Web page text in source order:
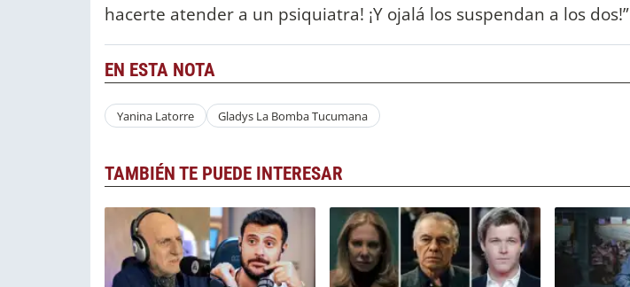
hacerte atender a un psiquiatra! ¡Y ojalá los suspendan a los dos!”
EN ESTA NOTA
Yanina Latorre Gladys La Bomba Tucumana
TAMBIÉN TE PUEDE INTERESAR